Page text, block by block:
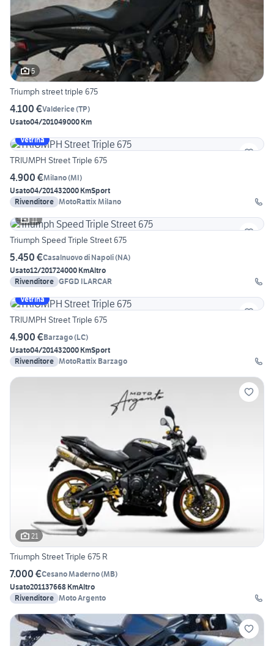
5
Triumph street triple 675
4.100 €Valderice(TP)
Usato04/201049000 Km
Vetrina
TRIUMPH Street Triple 675
4.900 €Milano(MI)
Usato04/201432000 KmSport
Rivenditore MotoRattix Milano
11
Triumph Speed Triple Street 675
5.450 €Casalnuovo di Napoli(NA)
Usato12/201724000 KmAltro
Rivenditore GFGD ILARCAR
Vetrina
TRIUMPH Street Triple 675
4.900 €Barzago(LC)
Usato04/201432000 KmSport
Rivenditore MotoRattix Barzago
21
Triumph Street Triple 675 R
7.000 €Cesano Maderno(MB)
Usato201137668 KmAltro
Rivenditore Moto Argento